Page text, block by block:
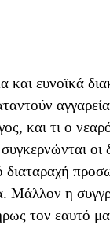
ευνοϊκά
και τι ο
οι
διαταραχή
Μάλλον η
τον εαυτό